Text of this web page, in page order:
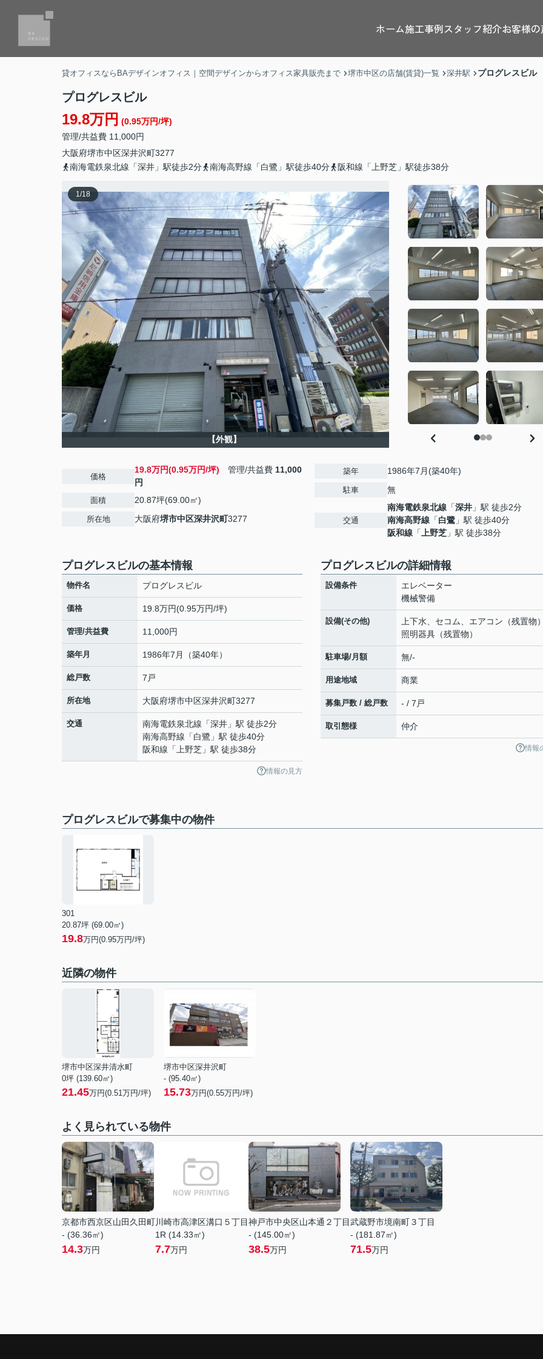
ホーム施工事例スタッフ紹介お客様
貸オフィスならBAデザインオフィス｜空間デザインからオフィス家具販売まで 堺市中区の店舗(賃貸)一覧 深井駅 プログレスビル
プログレスビル
19.8万円 (0.95万円/坪)
管理/共益費 11,000円
大阪府堺市中区深井沢町3277
南海電鉄泉北線「深井」駅徒歩2分
南海高野線「白鷺」駅徒歩40分 阪和線「上野芝」駅徒歩38分
1/18
【外観】
価格
19.8万円(0.95万円/坪) 管理/共益費 11,000
円
面積 20.87坪(69.00㎡)
所在地 大阪府堺市中区深井沢町3277
築年 1986年7月(築40年)
駐車 無
交通
南海電鉄泉北線 「深井 」駅 徒歩2分
南海高野線 「白鷺 」駅 徒歩40分
阪和線 「 上野芝 」駅 徒歩38分
プログレスビルの基本情報
物件名 プログレスビル
価格 19.8万円(0.95万円/坪)
管理/共益費 11,000円
築年月 1986年7月（築40年）
総戸数 7戸
所在地 大阪府堺市中区深井沢町3277
交通 南海電鉄泉北線 「深井 」駅 徒歩2分
南海高野線 「白鷺 」駅 徒歩40分
阪和線 「 上野芝 」駅 徒歩38分
情報の見方
プログレスビルの詳細情報
設備条件
エレベーター
機械警備
設備(その他)
上下水、セコム、エアコン（残置物）
照明器具（残置物）
駐車場/月額 無/-
用途地域 商業
募集戸数 / 総戸数 - / 7戸
取引態様 仲介
情報
プログレスビルで募集中の物件
301
20.87坪 (69.00㎡)
19.8万円(0.95万円/坪)
近隣の物件
堺市中区深井清水町
0坪 (139.60㎡)
21.45万円(0.51万円/坪)
堺市中区深井沢町
- (95.40㎡)
15.73万円(0.55万円/坪)
よく見られている物件
京都市西京区山田久田町
- (36.36㎡)
14.3万円
川崎市高津区溝口５丁目
1R (14.33㎡)
7.7万円
神戸市中央区山本通２丁目
- (145.00㎡)
38.5万円
武蔵野市境南町３丁目
- (181.87㎡)
71.5万円